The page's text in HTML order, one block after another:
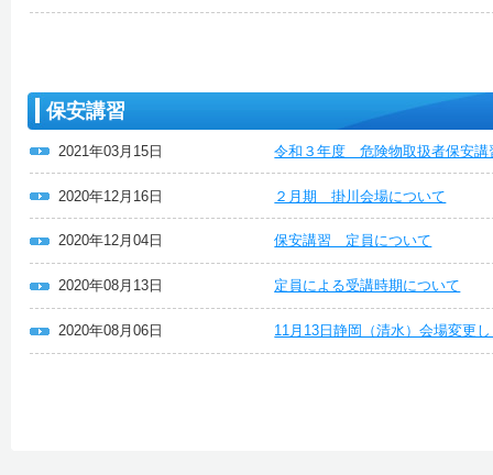
保安講習
2021年03月15日 令和３年度 危険物取扱者保安講
2020年12月16日 ２月期 掛川会場について
2020年12月04日 保安講習 定員について
2020年08月13日 定員による受講時期について
2020年08月06日 11月13日静岡（清水）会場変更